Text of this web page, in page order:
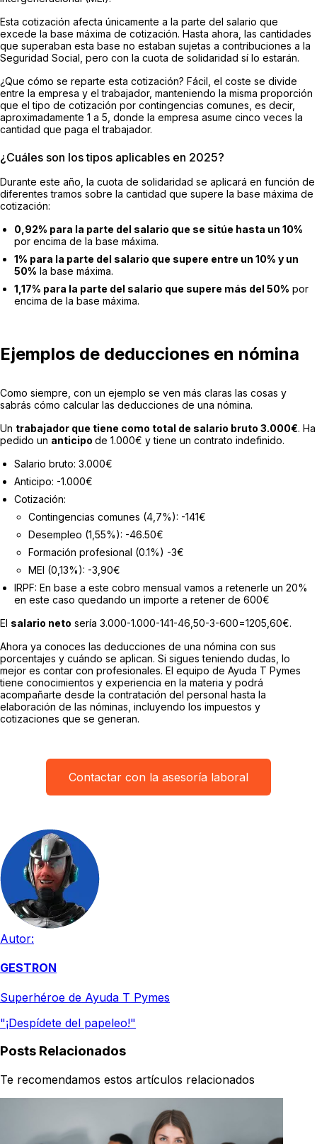
Esta cotización afecta únicamente a la parte del salario que
excede la base máxima de cotización. Hasta ahora, las cantidades
que superaban esta base no estaban sujetas a contribuciones a la
Seguridad Social, pero con la cuota de solidaridad sí lo estarán.
¿Que cómo se reparte esta cotización? Fácil, el coste se divide
entre la empresa y el trabajador, manteniendo la misma proporción
que el tipo de cotización por contingencias comunes, es decir,
aproximadamente 1 a 5, donde la empresa asume cinco veces la
cantidad que paga el trabajador.
¿Cuáles son los tipos aplicables en 2025?
Durante este año, la cuota de solidaridad se aplicará en función de
diferentes tramos sobre la cantidad que supere la base máxima de
cotización:
0,92% para la parte del salario que se sitúe hasta un 10%
por encima de la base máxima.
1% para la parte del salario que supere entre un 10% y un
50% la base máxima.
1,17% para la parte del salario que supere más del 50% por
encima de la base máxima.
Ejemplos de deducciones en nómina
Como siempre, con un ejemplo se ven más claras las cosas y
sabrás cómo calcular las deducciones de una nómina.
Un trabajador que tiene como total de salario bruto 3.000€. Ha
pedido un anticipo de 1.000€ y tiene un contrato indefinido.
Salario bruto: 3.000€
Anticipo: -1.000€
Cotización:
Contingencias comunes (4,7%): -141€
Desempleo (1,55%): -46.50€
Formación profesional (0.1%) -3€
MEI (0,13%): -3,90€
IRPF: En base a este cobro mensual vamos a retenerle un 20%
en este caso quedando un importe a retener de 600€
El salario neto sería 3.000-1.000-141-46,50-3-600=1205,60€.
Ahora ya conoces las deducciones de una nómina con sus
porcentajes y cuándo se aplican. Si sigues teniendo dudas, lo
mejor es contar con profesionales. El equipo de Ayuda T Pymes
tiene conocimientos y experiencia en la materia y podrá
acompañarte desde la contratación del personal hasta la
elaboración de las nóminas, incluyendo los impuestos y
cotizaciones que se generan.
Contactar con la asesoría laboral
Autor:
GESTRON
Superhéroe de Ayuda T Pymes
"¡Despídete del papeleo!"
Posts Relacionados
Te recomendamos estos artículos relacionados